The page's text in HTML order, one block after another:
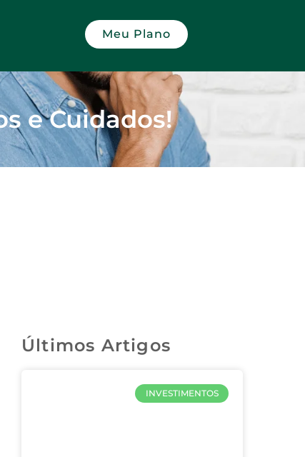
Meu Plano
e Cuidados!
Últimos Artigos
INVESTIMENTOS